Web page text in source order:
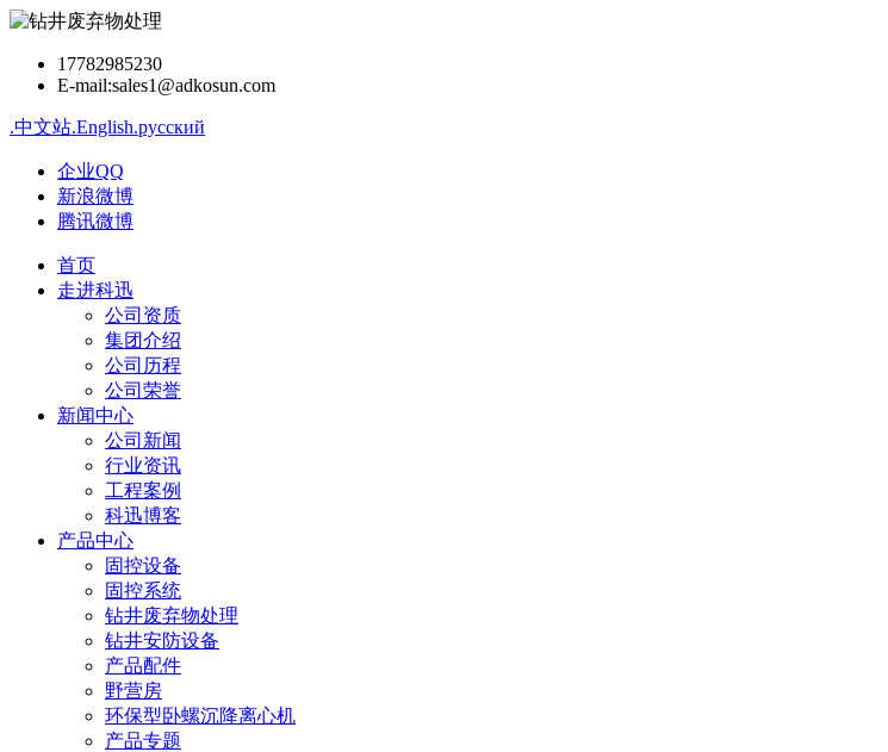
17782985230
E-mail:sales1@adkosun.com
.中文站.English.русский
企业QQ
新浪微博
腾讯微博
首页
走进科迅
公司资质
集团介绍
公司历程
公司荣誉
新闻中心
公司新闻
行业资讯
工程案例
科迅博客
产品中心
固控设备
固控系统
钻井废弃物处理
钻井安防设备
产品配件
野营房
环保型卧螺沉降离心机
产品专题